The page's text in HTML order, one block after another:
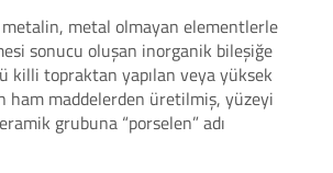
metal olmayan elementlerle
sonucu oluşan inorganik bileşiğe
killi topraktan yapılan veya yüksek
ham maddelerden üretilmiş, yüzeyi
grubuna “porselen” adı